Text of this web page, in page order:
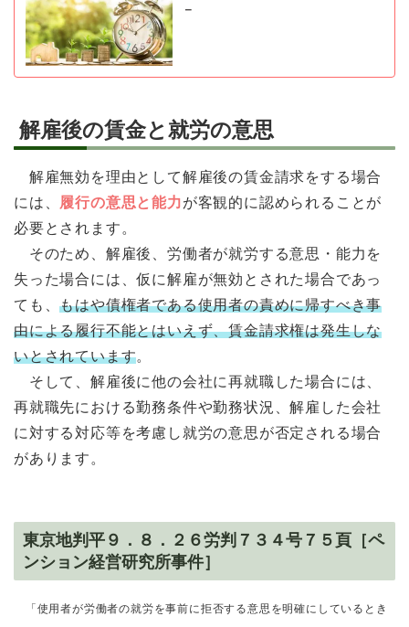
－
解雇後の賃金と就労の意思
解雇無効を理由として解雇後の賃金請求をする場合
には、 履行の意思と能力が客観的に認められることが
必要とされます。
そのため、解雇後、労働者が就労する意思・能力を
失った場合には、仮に解雇が無効とされた場合であっ
ても、もはや債権者である使用者の責めに帰すべき事
由による履行不能とはいえず、賃金請求権は発生しな
いとされています。
そして、解雇後に他の会社に再就職した場合には、
再就職先における勤務条件や勤務状況、解雇した会社
に対する対応等を考慮し就労の意思が否定される場合
があります。
東京地判平９．８．２６労判７３４号７５頁［ペ
ンション経営研究所事件］
「使用者が労働者の就労を事前に拒否する意思を明確にしているとき